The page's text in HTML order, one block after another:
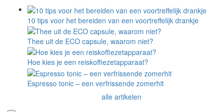
10 tips voor het bereiden van een voortreffelijk drankje
Thee uit de ECO capsule, waarom niet?
Hoe kies je een reiskoffiezetapparaat?
Espresso tonic – een verfrissende zomerhit
alle artikelen